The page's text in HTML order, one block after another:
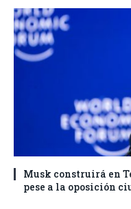
Musk construirá en
pese a la oposición